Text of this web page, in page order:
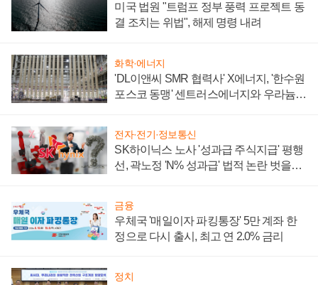
미국 법원 "트럼프 정부 풍력 프로젝트 동
결 조치는 위법", 해제 명령 내려
화학·에너지
'DL이앤씨 SMR 협력사' X에너지, '한수원
포스코 동맹' 센트러스에너지와 우라늄
전자·전기·정보통신
SK하이닉스 노사 '성과급 주식지급' 평행
선, 곽노정 'N% 성과급' 법적 논란 벗을지
금융
우체국 '매일이자 파킹통장' 5만 계좌 한
정으로 다시 출시, 최고 연 2.0% 금리
정치